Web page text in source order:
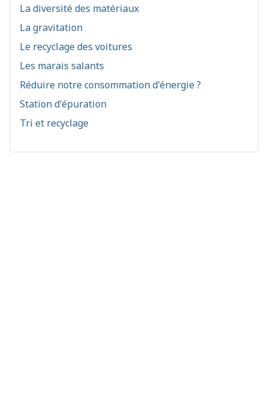
La diversité des matériaux
La gravitation
Le recyclage des voitures
Les marais salants
Réduire notre consommation d'énergie ?
Station d'épuration
Tri et recyclage